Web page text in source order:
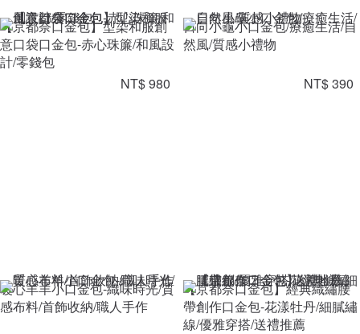
【京都奈口金包】型染和服創
意口袋口金包-赤心珠簾/和風設
計/零錢包
NT$ 980
日向小龜小口金包/療癒生活/自
然風/質感小禮物
NT$ 390
暖心羊羊小口金包-織味時光/質
感布料/首飾收納/職人手作
【京都奈口金包】經典織繡腰
帶創作口金包-花漾牡丹/細膩繡
線/優雅穿搭/送禮推薦